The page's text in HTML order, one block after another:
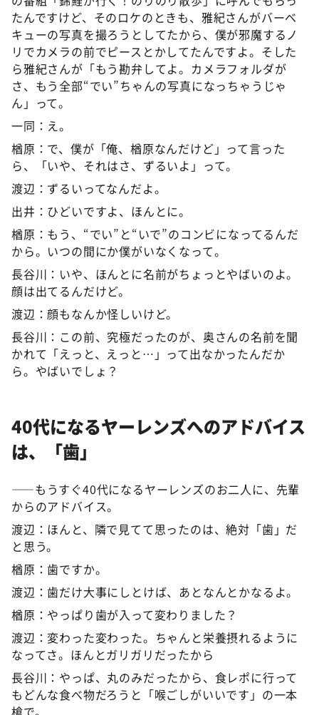
たんですけど、そのロケのときも、雅紀さんがバーベ
キューの写真を撮ろうとしてたから、僕が邪魔するノ
リでカメラの前でピースとかしてたんですよ。そした
ら雅紀さんが「もう勘弁してよ。カメラフォルダが
さ、もう全部“でい”ちゃんの写真になっちゃうじゃ
ん」って。
一同：え。
楢原：で、僕が「俺、楢原なんだけど」って言った
ら、「いや、それはさ、ずるいよ」って。
渡辺：ずるいってなんだよ。
出井：ひどいですよ、ほんとに。
楢原：もう、“でい”と“いで”のコンビになってるんだ
から。いつの間にか僕がいなくなって。
長谷川：いや、ほんとに名前がちょっとやばいのよ。
顔は出てるんだけど。
渡辺：顔もなんか怪しいけど。
長谷川：この前、究極だったのが、奥さんの名前を聞
かれて「えっと、えっと…」って出なかったんだか
ら。やばいでしょ？
40代になるヤーレンズへのアドバイス
は、「歯」
――もうすぐ40代になるヤーレンズのお二人に、先輩
からのアドバイス。
渡辺：ほんと、隣で見てて思ったのは、絶対「歯」だ
と思う。
楢原：歯ですか。
渡辺：歯だけ大事にしとけば、あとなんとかなるよ。
楢原：やっぱり歯が入って変わりました？
渡辺：変わった変わった。ちゃんと栄養摂れるように
なってさ。ほんとガリガリだったから
長谷川：やっぱ、丸のみだったから、食レポに行って
もどんな食べ物だろうと「喉ごしがいいです」の一本
槍で。